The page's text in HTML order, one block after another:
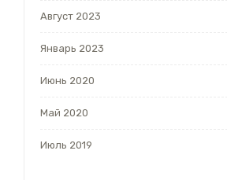
Август 2023
Январь 2023
Июнь 2020
Май 2020
Июль 2019